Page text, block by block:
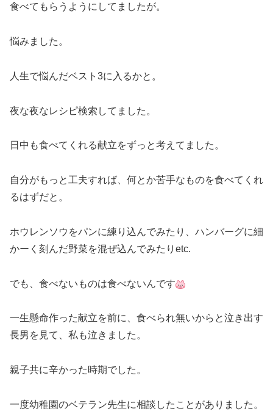
食べてもらうようにしてましたが。
悩みました。
人生で悩んだベスト3に入るかと。
夜な夜なレシピ検索してました。
日中も食べてくれる献立をずっと考えてました。
自分がもっと工夫すれば、何とか苦手なものを食べてくれ
るはずだと。
ホウレンソウをパンに練り込んでみたり、ハンバーグに細
かーく刻んだ野菜を混ぜ込んでみたりetc.
でも、食べないものは食べないんです
一生懸命作った献立を前に、食べられ無いからと泣き出す
長男を見て、私も泣きました。
親子共に辛かった時期でした。
一度幼稚園のベテラン先生に相談したことがありました。